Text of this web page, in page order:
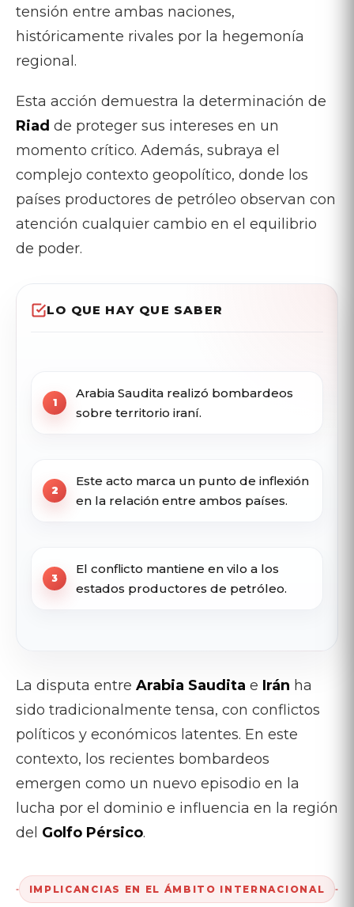
tensión entre ambas naciones,
históricamente rivales por la hegemonía
regional.
Esta acción demuestra la determinación de
Riad de proteger sus intereses en un
momento crítico. Además, subraya el
complejo contexto geopolítico, donde los
países productores de petróleo observan con
atención cualquier cambio en el equilibrio
de poder.
LO QUE HAY QUE SABER
Arabia Saudita realizó bombardeos
sobre territorio iraní.
Este acto marca un punto de inflexión
en la relación entre ambos países.
El conflicto mantiene en vilo a los
estados productores de petróleo.
La disputa entre Arabia Saudita e Irán ha
sido tradicionalmente tensa, con conflictos
políticos y económicos latentes. En este
contexto, los recientes bombardeos
emergen como un nuevo episodio en la
lucha por el dominio e influencia en la región
del Golfo Pérsico.
IMPLICANCIAS EN EL ÁMBITO INTERNACIONAL